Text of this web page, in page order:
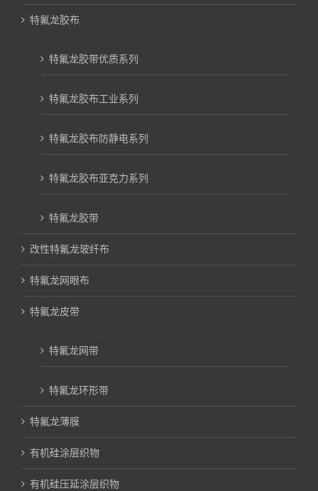
特氟龙胶布
特氟龙胶带优质系列
特氟龙胶布工业系列
特氟龙胶布防静电系列
特氟龙胶布亚克力系列
特氟龙胶带
改性特氟龙玻纤布
特氟龙网眼布
特氟龙皮带
特氟龙网带
特氟龙环形带
特氟龙薄膜
有机硅涂层织物
有机硅压延涂层织物